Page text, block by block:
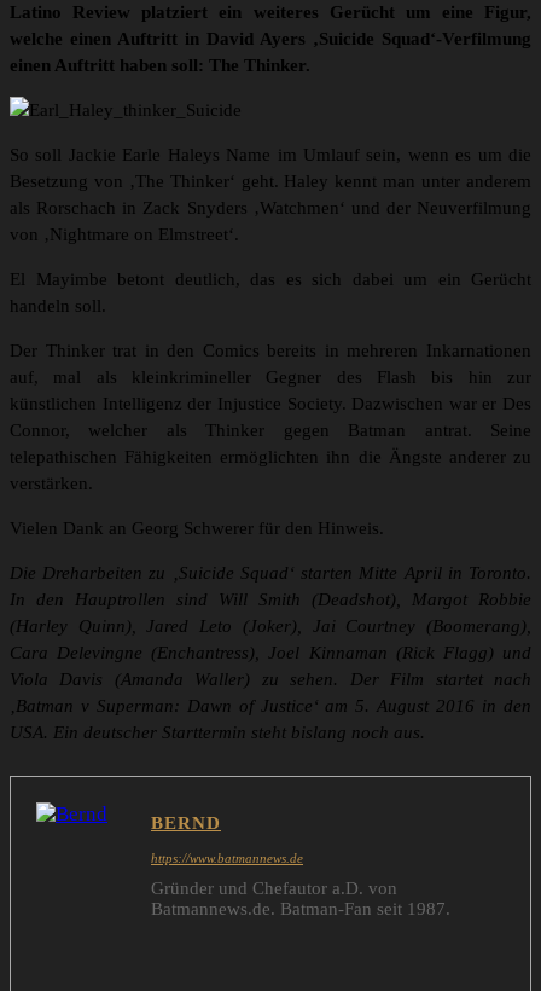
Latino Review platziert ein weiteres Gerücht um eine Figur,
welche einen Auftritt in David Ayers ‚Suicide Squad‘-Verfilmung
einen Auftritt haben soll: The Thinker.
So soll Jackie Earle Haleys Name im Umlauf sein, wenn es um die
Besetzung von ‚The Thinker‘ geht. Haley kennt man unter anderem
als Rorschach in Zack Snyders ‚Watchmen‘ und der Neuverfilmung
von ‚Nightmare on Elmstreet‘.
El Mayimbe betont deutlich, das es sich dabei um ein Gerücht
handeln soll.
Der Thinker trat in den Comics bereits in mehreren Inkarnationen
auf, mal als kleinkrimineller Gegner des Flash bis hin zur
künstlichen Intelligenz der Injustice Society. Dazwischen war er Des
Connor, welcher als Thinker gegen Batman antrat. Seine
telepathischen Fähigkeiten ermöglichten ihn die Ängste anderer zu
verstärken.
Vielen Dank an Georg Schwerer für den Hinweis.
Die Dreharbeiten zu ‚Suicide Squad‘ starten Mitte April in Toronto.
In den Hauptrollen sind Will Smith (Deadshot), Margot Robbie
(Harley Quinn), Jared Leto (Joker), Jai Courtney (Boomerang),
Cara Delevingne (Enchantress), Joel Kinnaman (Rick Flagg) und
Viola Davis (Amanda Waller) zu sehen. Der Film startet nach
‚Batman v Superman: Dawn of Justice‘ am 5. August 2016 in den
USA. Ein deutscher Starttermin steht bislang noch aus.
BERND
https://www.batmannews.de
Gründer und Chefautor a.D. von
Batmannews.de. Batman-Fan seit 1987.